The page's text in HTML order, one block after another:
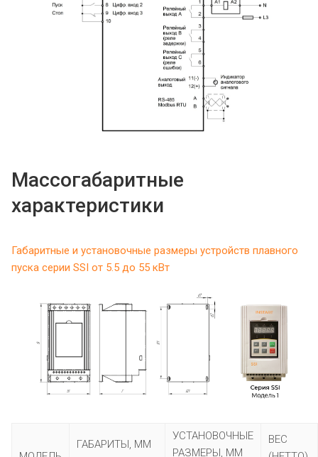
Массогабаритные
характеристики
Габаритные и установочные размеры устройств плавного
пуска серии SSI от 5.5 до 55 кВт
ГАБАРИТЫ, ММ
УСТАНОВОЧНЫЕ
РАЗМЕРЫ, ММ
ВЕС